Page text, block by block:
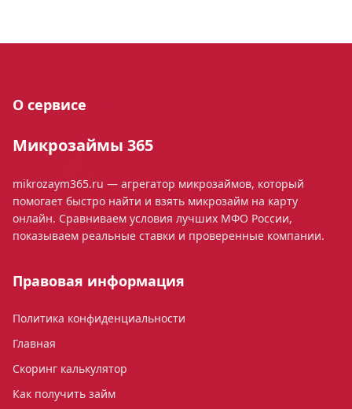
О сервисе
Микрозаймы 365
mikrozaym365.ru — агрегатор микрозаймов, который
помогает быстро найти и взять микрозайм на карту
онлайн. Сравниваем условия лучших МФО России,
показываем реальные ставки и проверенные компании.
Правовая информация
Политика конфиденциальности
Главная
Скоринг калькулятор
Как получить займ